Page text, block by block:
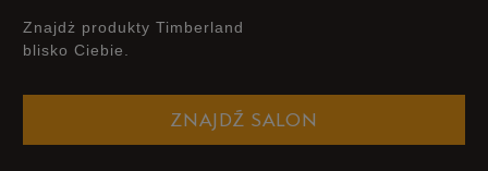
Znajdż produkty Timberland
blisko Ciebie.
ZNAJDŹ SALON